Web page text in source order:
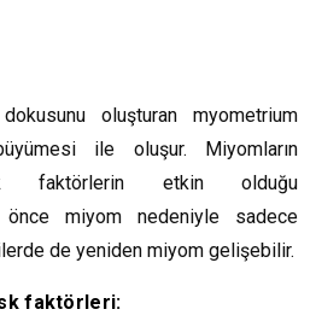
oluşturan myometrium
ile oluşur. Miyomların
faktörlerin etkin olduğu
önce miyom nedeniyle sadece
de yeniden miyom gelişebilir.
faktörleri: